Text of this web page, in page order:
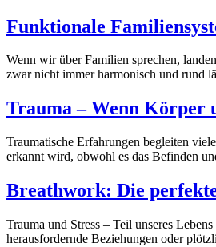
Funktionale
Wenn wir über Familien sprechen,
zwar nicht immer harmonisch und rund
Trauma – Wenn Körper
Traumatische Erfahrungen begleiten
erkannt wird, obwohl es das Befinden
Breathwork: Die
Trauma und Stress – Teil unseres
herausfordernde Beziehungen oder